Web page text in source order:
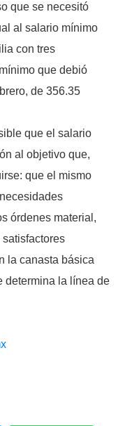
que se necesitó
al salario mínimo
con tres
que debió
de 356.35
que el salario
al objetivo que,
que el mismo
órdenes material,
la canasta básica
determina la línea de